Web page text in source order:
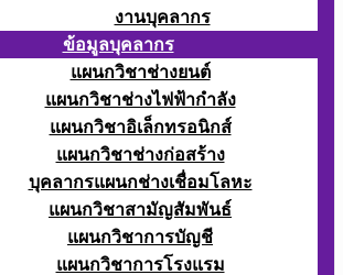
งานบุคลากร
ข้อมูลบุคลากร
แผนกวิชาช่างยนต์
แผนกวิชาช่างไฟฟ้ากำลัง
แผนกวิชาอิเล็กทรอนิกส์
แผนกวิชาช่างก่อสร้าง
บุคลากรแผนกช่างเชื่อมโลหะ
แผนกวิชาสามัญสัมพันธ์
แผนกวิชาการบัญชี
แผนกวิชาการโรงแรม